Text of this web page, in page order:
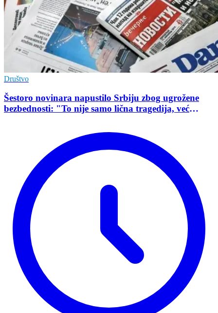
Društvo
Šestoro novinara napustilo Srbiju zbog ugrožene
bezbednosti: "To nije samo lična tragedija, već